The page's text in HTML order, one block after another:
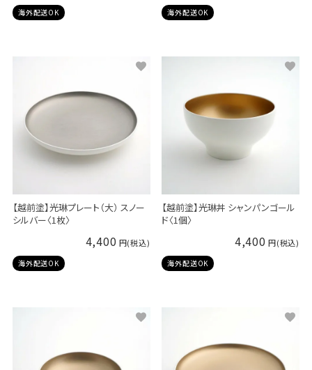
海外配送OK 海外配送OK
【越前塗】光琳プレート（大） スノー
シルバー〈1枚〉
4,400
海外配送OK
【越前塗】光琳丼 シャンパンゴール
ド〈1個〉
4,400
海外配送OK